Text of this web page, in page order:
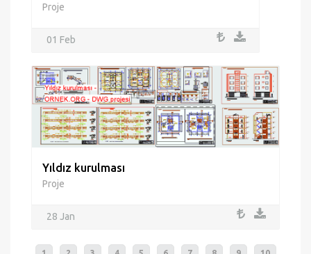
Proje
01 Feb
Yıldız kurulması
Proje
28 Jan